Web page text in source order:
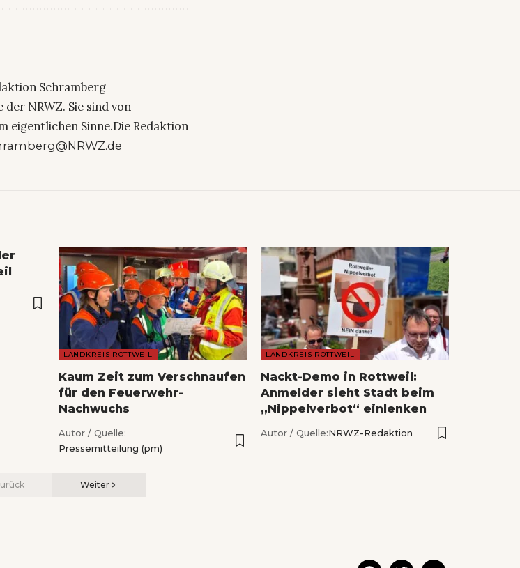
Schramberg
NRWZ. Sie sind von
Sinne.Die Redaktion
LANDKREIS ROTTWEIL
Kaum Zeit zum Verschnaufen
für den Feuerwehr-
Nachwuchs
Autor / Quelle:
Pressemitteilung (pm)
LANDKREIS ROTTWEIL
Nackt-Demo in Rottweil:
Anmelder sieht Stadt beim
„Nippelverbot“ einlenken
Autor / Quelle:NRWZ-Redaktion
Weiter